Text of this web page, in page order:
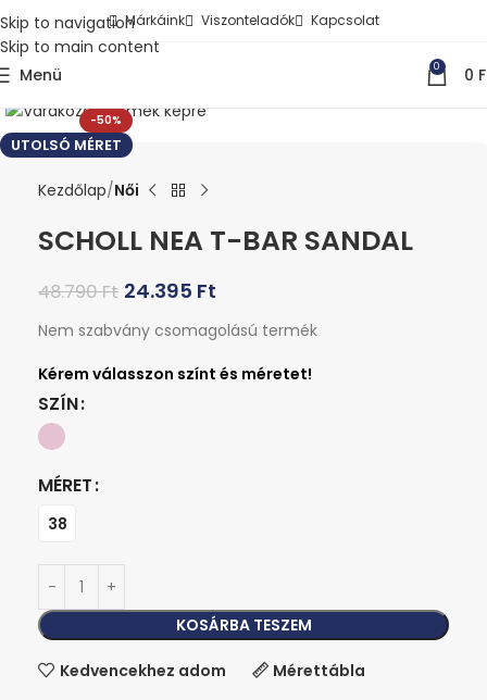
Skip to navigation
Skip to main content
Márkáink Viszonteladók Kapcsolat
Menü 0 0
-50%
UTOLSÓ MÉRET
Kezdőlap Női
SCHOLL NEA T-BAR SANDAL
48.790Ft 24.395 Ft
Nem szabvány csomagolású termék
SZÍN
MÉRET
38
KOSÁRBA TESZEM
Kedvencekhez adom
Mérettábla